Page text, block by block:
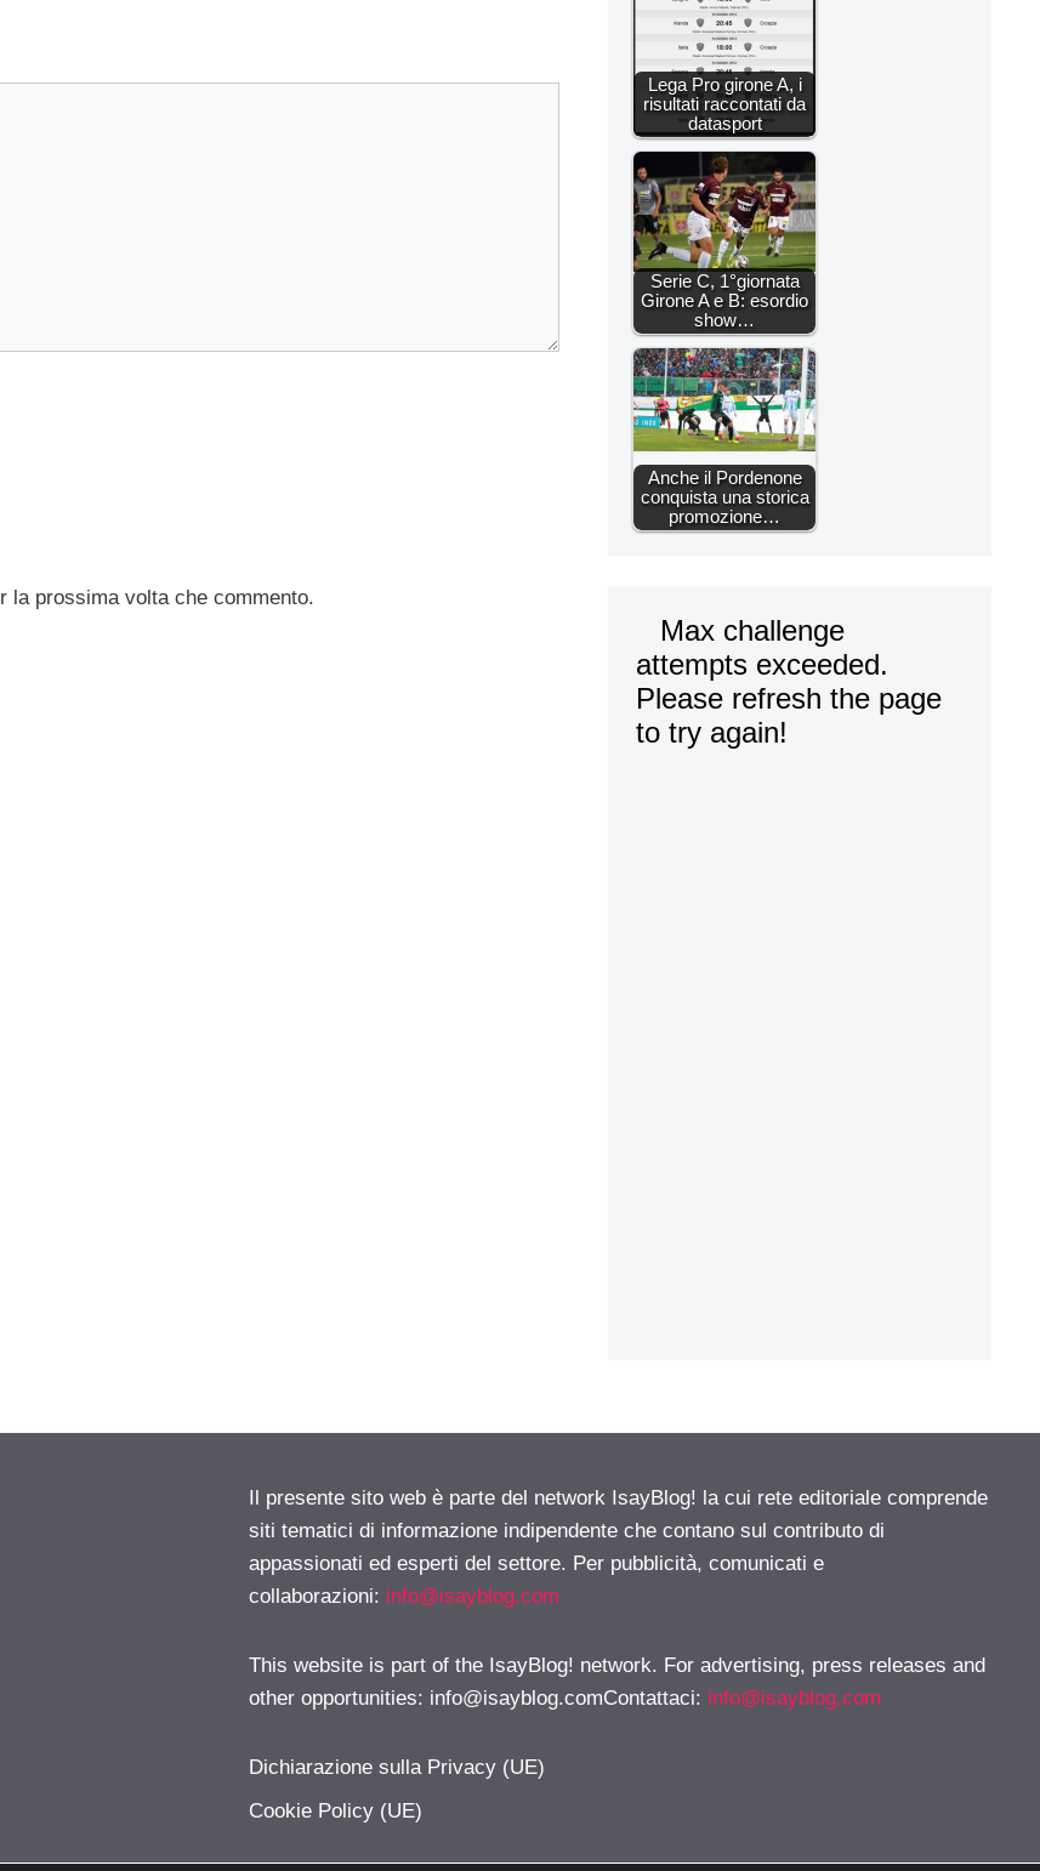
la prossima volta che commento.
Lega Pro girone A, i
risultati raccontati da
datasport
Serie C, 1°giornata
Girone A e B: esordio
show…
Anche il Pordenone
conquista una storica
promozione…
Il presente sito web è parte del network IsayBlog! la cui rete editoriale comprende
siti tematici di informazione indipendente che contano sul contributo di
appassionati ed esperti del settore. Per pubblicità, comunicati e
collaborazioni: info@isayblog.com
This website is part of the IsayBlog! network. For advertising, press releases and
other opportunities: info@isayblog.comContattaci: info@isayblog.com
Dichiarazione sulla Privacy (UE)
Cookie Policy (UE)